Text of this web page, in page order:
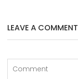
LEAVE A COMMENT